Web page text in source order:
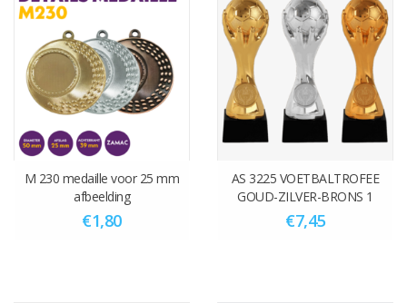
Relatiegeschenken
M 230 medaille voor 25 mm
afbeelding
€1,80
AS 3225 VOETBALTROFEE
GOUD-ZILVER-BRONS 1
MAAT 17.5 CM
€7,45